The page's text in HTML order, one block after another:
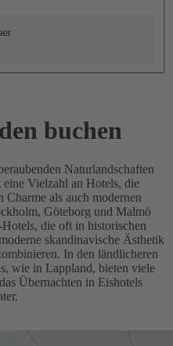
buchen
Naturlandschaften
Vielzahl an Hotels, die
als auch modernen
Göteborg und Malmö
die oft in historischen
skandinavische Ästhetik
In den ländlicheren
wie in Lappland, bieten viele
Übernachten in Eishotels